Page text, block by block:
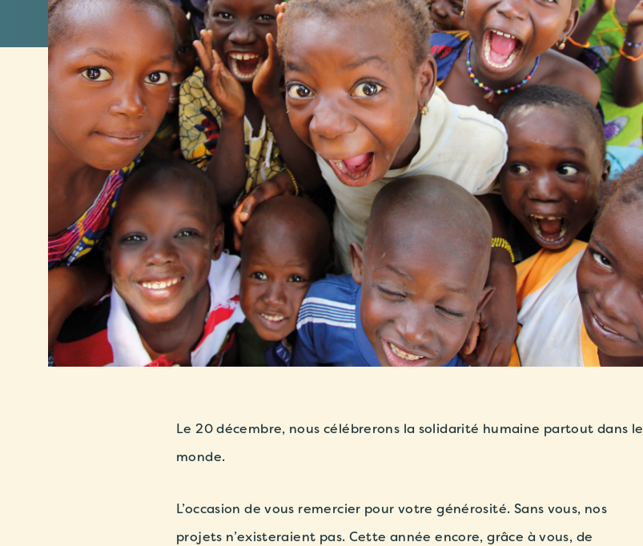
Le 20 décembre, nous célébrerons la solidarité humaine partout dans le
monde.
L’occasion de vous remercier pour votre générosité. Sans vous, nos
projets n’existeraient pas. Cette année encore, grâce à vous, de